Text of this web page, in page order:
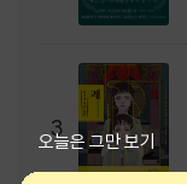
3
오늘은 그만 보기